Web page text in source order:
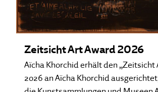
Zeitsicht Art Award 2026
Aïcha Khorchid erhält den „Zeitsicht
2026 an Aïcha Khorchid